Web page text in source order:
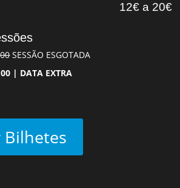
12€ a 20€
SESSÃO ESGOTADA
| DATA EXTRA